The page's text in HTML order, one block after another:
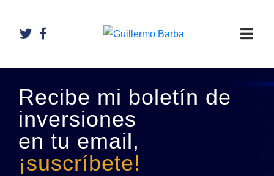
Recibe mi boletín de
inversiones
en tu email,
¡suscríbete!